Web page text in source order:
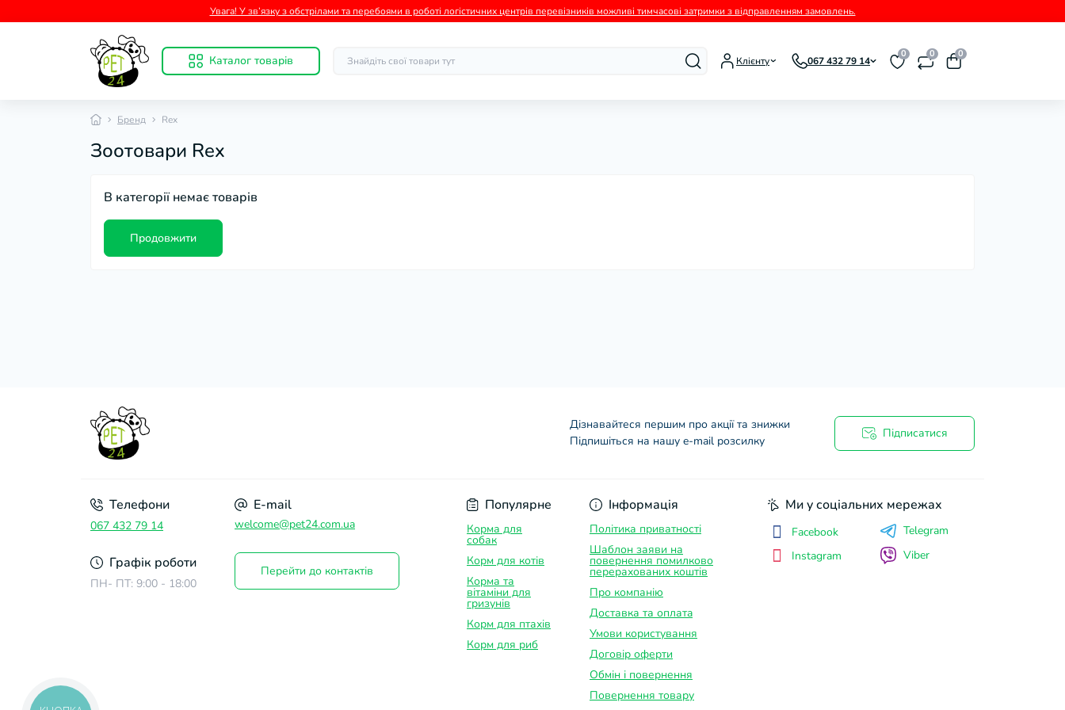
Увага! У зв’язку з обстрілами та перебоями в роботі логістичних центрів перевізників можливі тимчасові затримки з відправленням замовлень.
Каталог товарів Клієнту 067 432 79 14
0 0 0
Бренд Rex
Зоотовари Rex
В категорії немає товарів
Продовжити
Дізнавайтеся першим про акції та знижки
Підпишіться на нашу e-mail розсилку
Підписатися
Телефони
067 432 79 14
Графік роботи
ПН- ПТ: 9:00 - 18:00
E-mail
welcome@pet24.com.ua
Перейти до контактів
Популярне
Корма для
собак
Корм для котів
Корма та
вітаміни для
гризунів
Корм для птахів
Корм для риб
Інформація
Політика приватності
Шаблон заяви на
повернення помилково
перерахованих коштів
Про компанію
Доставка та оплатa
Умови користування
Договір оферти
Обмін і повернення
Повернення товару
Ми у соціальних мережах
Facebook
Instagram
Telegram
Viber